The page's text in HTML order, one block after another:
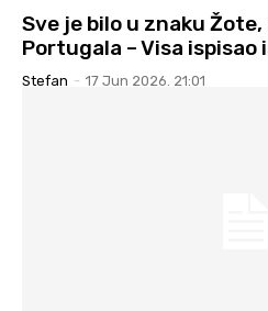
Sve je bilo u znaku
Portugala – Visa ispisao
Stefan - 17 Jun 2026. 21:01